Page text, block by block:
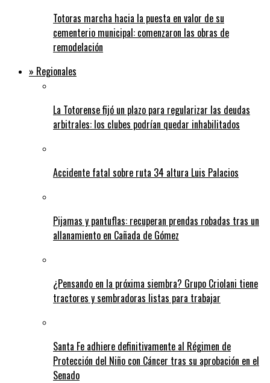
Totoras marcha hacia la puesta en valor de su
cementerio municipal: comenzaron las obras de
remodelación
» Regionales
La Totorense fijó un plazo para regularizar las deudas
arbitrales: los clubes podrían quedar inhabilitados
Accidente fatal sobre ruta 34 altura Luis Palacios
Pijamas y pantuflas: recuperan prendas robadas tras un
allanamiento en Cañada de Gómez
¿Pensando en la próxima siembra? Grupo Criolani tiene
tractores y sembradoras listas para trabajar
Santa Fe adhiere definitivamente al Régimen de
Protección del Niño con Cáncer tras su aprobación en el
Senado